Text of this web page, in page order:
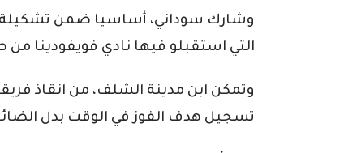
وشارك سوداني، أساسيا ضمن تشكيلة
التي استقبلو فيها نادي فويفودينا من
وتمكن ابن مدينة الشلف، من انقاذ
تسجيل هدف الفوز في الوقت بدل الضائع،